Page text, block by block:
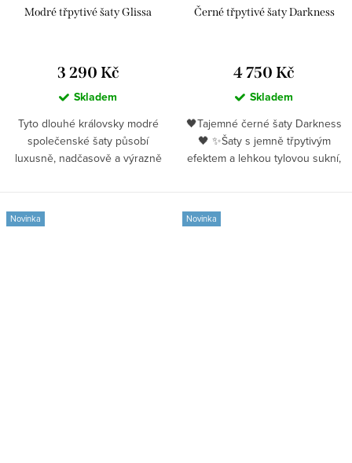
Modré třpytivé šaty Glissa
3 290 Kč
Skladem
Tyto dlouhé královsky modré
společenské šaty působí
luxusně, nadčasově a výrazně
Černé třpytivé šaty Darkness
4 750 Kč
Skladem
🖤Tajemné černé šaty Darkness
🖤 ✨Šaty s jemně třpytivým
efektem a lehkou tylovou sukní,
Novinka Novinka